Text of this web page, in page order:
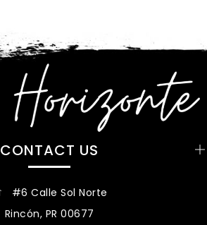
CONTACT US
#6 Calle Sol Norte
Rincón, PR 00677